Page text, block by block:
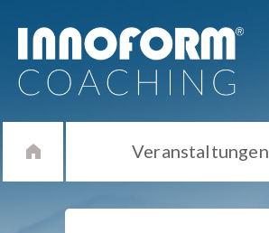
Veranstaltungen